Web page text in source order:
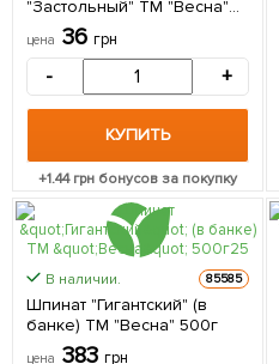
"Застольный" ТМ "Весна"
цена за 7г
цена 36 грн
- +
КУПИТЬ
+1.44грн бонусов за покупку
В наличии. 85585
Шпинат "Гигантский" (в
банке) ТМ "Весна" 500г
цена 383 грн